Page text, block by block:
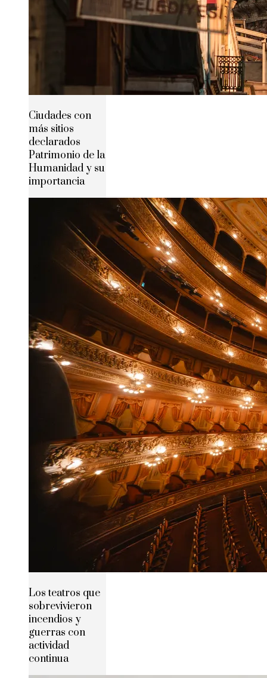
Ciudades con
más sitios
declarados
Patrimonio de la
Humanidad y su
importancia
Los teatros que
sobrevivieron
incendios y
guerras con
actividad
continua